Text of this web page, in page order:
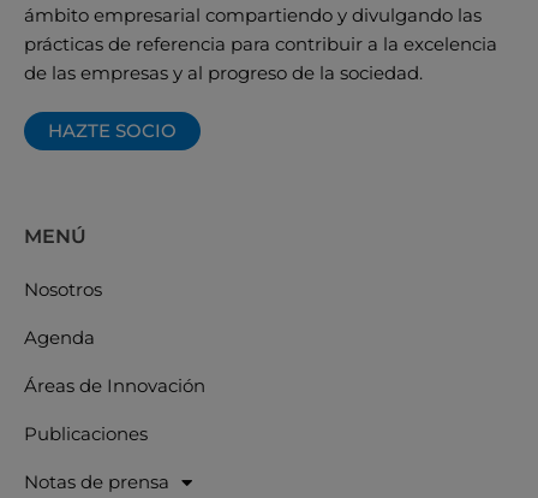
ámbito empresarial compartiendo y divulgando las
prácticas de referencia para contribuir a la excelencia
de las empresas y al progreso de la sociedad.
HAZTE SOCIO
MENÚ
Nosotros
Agenda
Áreas de Innovación
Publicaciones
Notas de prensa